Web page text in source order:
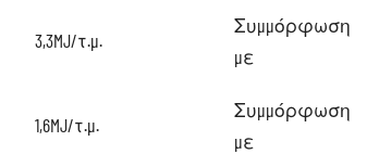
3,3MJ/τ.μ.
Συμμόρφωση
με
1,6MJ/τ.μ.
Συμμόρφωση
με